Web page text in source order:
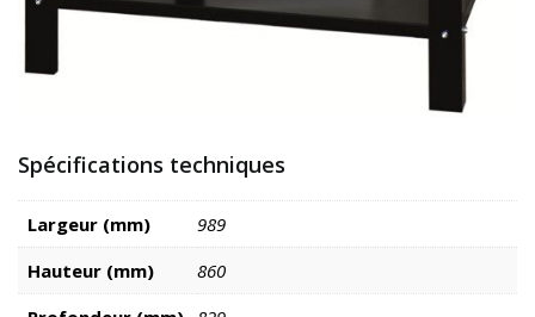
Spécifications techniques
Largeur (mm)
989
Hauteur (mm)
860